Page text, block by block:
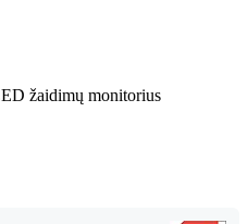
žaidimų monitorius